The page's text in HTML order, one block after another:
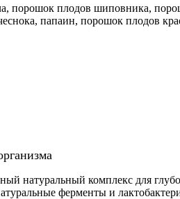
порошок плодов шиповника,
папаин, порошок плодов
натуральный комплекс для
ферменты и